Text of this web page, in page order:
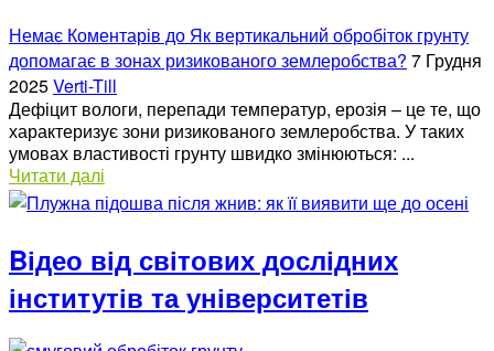
Немає Коментарів до Як вертикальний обробіток грунту
допомагає в зонах ризикованого землеробства? 7 Грудня
2025Verti-Till
Дефіцит вологи, перепади температур, ерозія – це те, що
характеризує зони ризикованого землеробства. У таких
умовах властивості грунту швидко змінюються: ...
Читати далі
Bідео від світових дослідних
інститутів та університетів